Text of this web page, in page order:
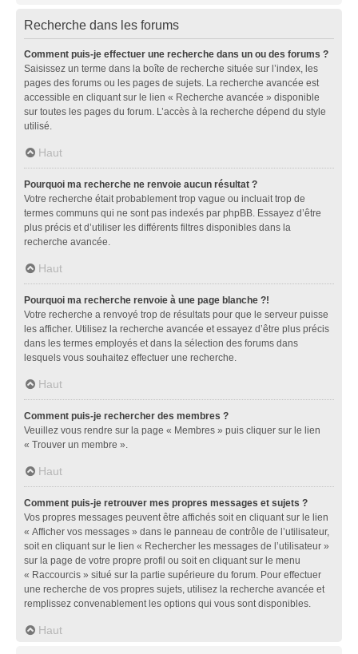
Recherche dans les forums
Comment puis-je effectuer une recherche dans un ou des forums ?
Saisissez un terme dans la boîte de recherche située sur l’index, les
pages des forums ou les pages de sujets. La recherche avancée est
accessible en cliquant sur le lien « Recherche avancée » disponible
sur toutes les pages du forum. L’accès à la recherche dépend du style
utilisé.
Haut
Pourquoi ma recherche ne renvoie aucun résultat ?
Votre recherche était probablement trop vague ou incluait trop de
termes communs qui ne sont pas indexés par phpBB. Essayez d’être
plus précis et d’utiliser les différents filtres disponibles dans la
recherche avancée.
Haut
Pourquoi ma recherche renvoie à une page blanche ?!
Votre recherche a renvoyé trop de résultats pour que le serveur puisse
les afficher. Utilisez la recherche avancée et essayez d’être plus précis
dans les termes employés et dans la sélection des forums dans
lesquels vous souhaitez effectuer une recherche.
Haut
Comment puis-je rechercher des membres ?
Veuillez vous rendre sur la page « Membres » puis cliquer sur le lien
« Trouver un membre ».
Haut
Comment puis-je retrouver mes propres messages et sujets ?
Vos propres messages peuvent être affichés soit en cliquant sur le lien
« Afficher vos messages » dans le panneau de contrôle de l’utilisateur,
soit en cliquant sur le lien « Rechercher les messages de l’utilisateur »
sur la page de votre propre profil ou soit en cliquant sur le menu
« Raccourcis » situé sur la partie supérieure du forum. Pour effectuer
une recherche de vos propres sujets, utilisez la recherche avancée et
remplissez convenablement les options qui vous sont disponibles.
Haut